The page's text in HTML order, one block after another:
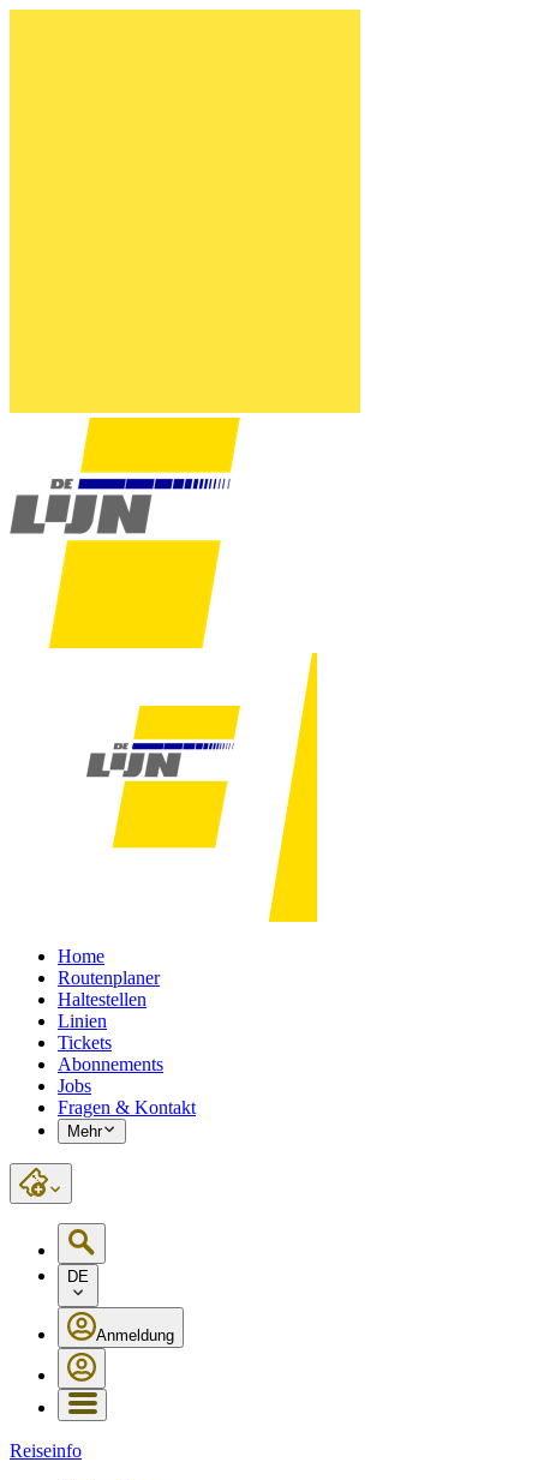
Home
Routenplaner
Haltestellen
Linien
Tickets
Abonnements
Jobs
Fragen & Kontakt
Mehr
DE
Anmeldung
Reiseinfo